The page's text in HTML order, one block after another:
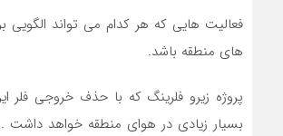
فعالیت هایی که هر کدام می تواند الگویی
های منطقه باشد.
پروژه زیرو فلرینگ که با حذف خروجی فلر
بسیار زیادی در هوای منطقه خواهد داشت